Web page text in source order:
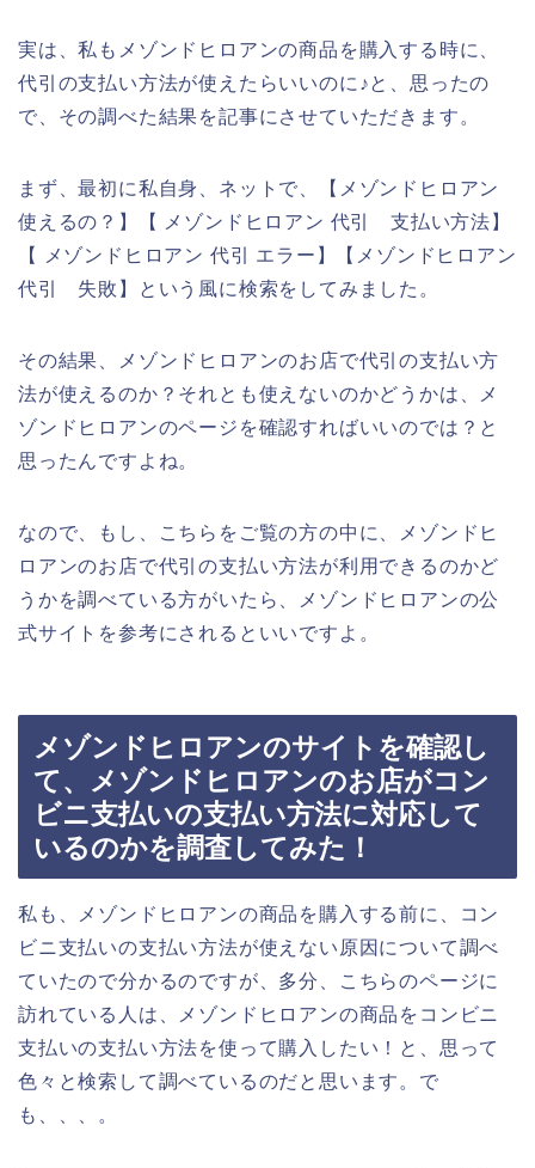
実は、私もメゾンドヒロアンの商品を購入する時に、
代引の支払い方法が使えたらいいのに♪と、思ったの
で、その調べた結果を記事にさせていただきます。
まず、最初に私自身、ネットで、【メゾンドヒロアン
使えるの？】【 メゾンドヒロアン 代引 支払い方法】
【 メゾンドヒロアン 代引 エラー】【メゾンドヒロアン
代引 失敗】という風に検索をしてみました。
その結果、メゾンドヒロアンのお店で代引の支払い方
法が使えるのか？それとも使えないのかどうかは、メ
ゾンドヒロアンのページを確認すればいいのでは？と
思ったんですよね。
なので、もし、こちらをご覧の方の中に、メゾンドヒ
ロアンのお店で代引の支払い方法が利用できるのかど
うかを調べている方がいたら、メゾンドヒロアンの公
式サイトを参考にされるといいですよ。
メゾンドヒロアンのサイトを確認し
て、メゾンドヒロアンのお店がコン
ビニ支払いの支払い方法に対応して
いるのかを調査してみた！
私も、メゾンドヒロアンの商品を購入する前に、コン
ビニ支払いの支払い方法が使えない原因について調べ
ていたので分かるのですが、多分、こちらのページに
訪れている人は、メゾンドヒロアンの商品をコンビニ
支払いの支払い方法を使って購入したい！と、思って
色々と検索して調べているのだと思います。で
も、、、。